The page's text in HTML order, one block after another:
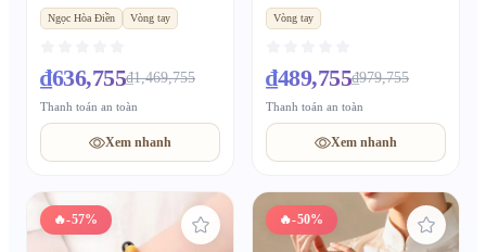
cho nữ, trang sức bình an
quà tặng nhỏ
Ngọc Hòa Điền Vòng tay
₫636,755₫1,469,755
Thanh toán an toàn
Xem nhanh
chuyển vận chu sa, hạt
niệm phật gỗ đàn hương
nam nữ
Vòng tay
₫489,755₫979,755
Thanh toán an toàn
Xem nhanh
🔥-57% 🔥-50%